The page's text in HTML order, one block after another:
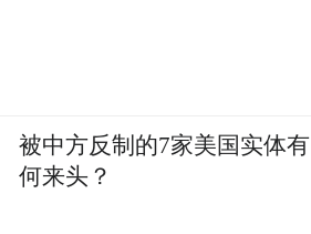
被中方反制的7家美国实体有
何来头？